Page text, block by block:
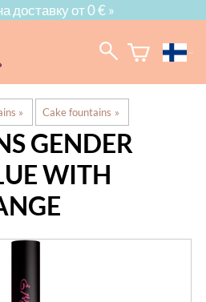
доставку от 0 € »
‪» Cake fountains ‪»
GENDER
WITH